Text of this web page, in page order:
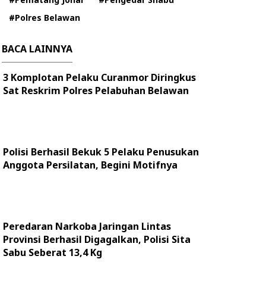
#Polres Belawan
BACA LAINNYA
3 Komplotan Pelaku Curanmor Diringkus
Sat Reskrim Polres Pelabuhan Belawan
Polisi Berhasil Bekuk 5 Pelaku Penusukan
Anggota Persilatan, Begini Motifnya
Peredaran Narkoba Jaringan Lintas
Provinsi Berhasil Digagalkan, Polisi Sita
Sabu Seberat 13,4 Kg